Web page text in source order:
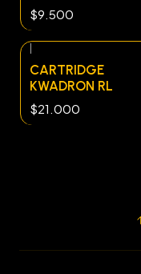
$9.500
|
CARTRIDGE
KWADRON RL
$21.000